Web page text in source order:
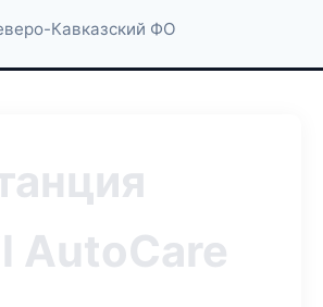
Кавказский ФО
AutoCare